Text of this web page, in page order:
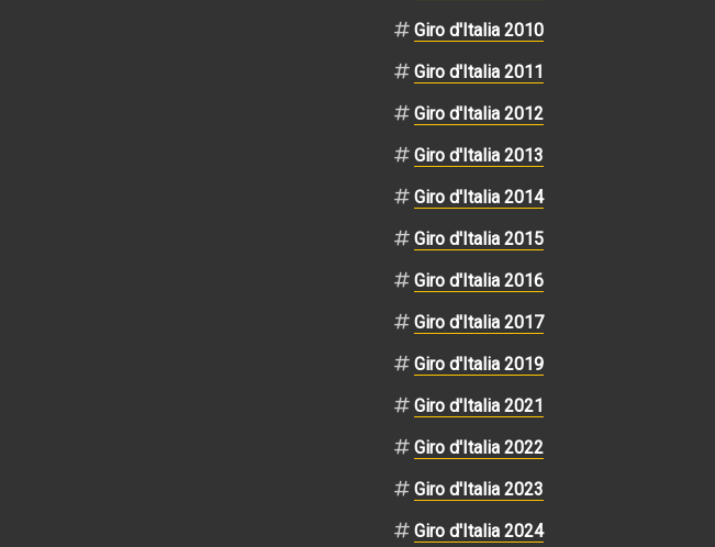
Giro d'Italia 2010
Giro d'Italia 2011
Giro d'Italia 2012
Giro d'Italia 2013
Giro d'Italia 2014
Giro d'Italia 2015
Giro d'Italia 2016
Giro d'Italia 2017
Giro d'Italia 2019
Giro d'Italia 2021
Giro d'Italia 2022
Giro d'Italia 2023
Giro d'Italia 2024